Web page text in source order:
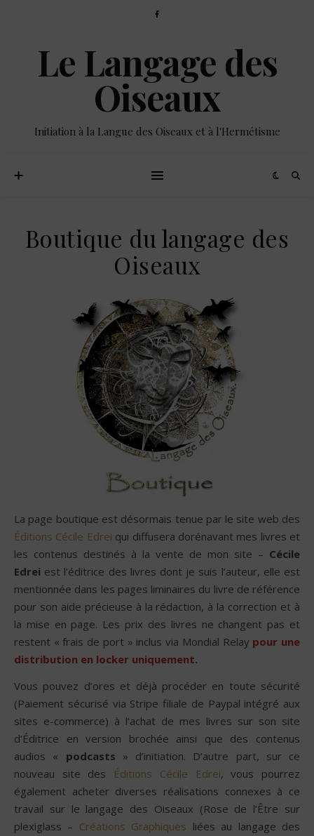
Le Langage des
Oiseaux
Initiation à la Langue des Oiseaux et à l'Hermétisme
Boutique du langage des
Oiseaux
La page boutique est désormais tenue par le site web des
Éditions Cécile Edrei qui diffusera dorénavant mes livres et
les contenus destinés à la vente de mon site – Cécile
Edrei est l’éditrice des livres dont je suis l’auteur, elle est
mentionnée dans les pages liminaires du livre de référence
pour son aide précieuse à la rédaction, à la correction et à
la mise en page. Les prix des livres ne changent pas et
restent « frais de port » inclus via Mondial Relay pour une
distribution en locker uniquement.
Vous pouvez d’ores et déjà procéder en toute sécurité
(Paiement sécurisé via Stripe filiale de Paypal intégré aux
sites e-commerce) à l’achat de mes livres sur son site
d’Éditrice en version brochée ainsi que des contenus
audios « podcasts » d’initiation. D’autre part, sur ce
nouveau site des Éditions Cécile Edrei, vous pourrez
également acheter diverses réalisations connexes à ce
travail sur le langage des Oiseaux (Rose de l’Être sur
plexiglass – Créations Graphiques liées au langage des